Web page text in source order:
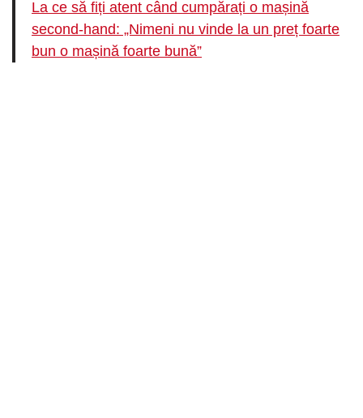
La ce să fiți atent când cumpărați o mașină
second-hand: „Nimeni nu vinde la un preț foarte
bun o mașină foarte bună”